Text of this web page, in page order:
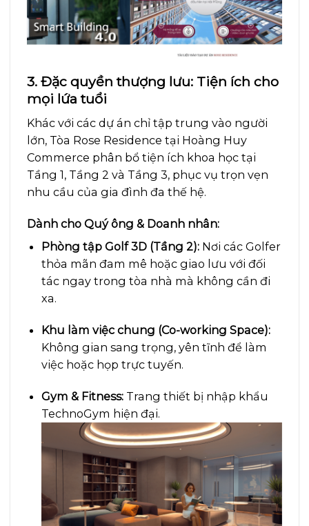
3. Đặc quyền thượng lưu: Tiện ích cho
mọi lứa tuổi
Khác với các dự án chỉ tập trung vào người
lớn, Tòa Rose Residence tại Hoàng Huy
Commerce phân bổ tiện ích khoa học tại
Tầng 1, Tầng 2 và Tầng 3, phục vụ trọn vẹn
nhu cầu của gia đình đa thế hệ.
Dành cho Quý ông & Doanh nhân:
Phòng tập Golf 3D (Tầng 2): Nơi các Golfer
thỏa mãn đam mê hoặc giao lưu với đối
tác ngay trong tòa nhà mà không cần đi
xa.
Khu làm việc chung (Co-working Space):
Không gian sang trọng, yên tĩnh để làm
việc hoặc họp trực tuyến.
Gym & Fitness: Trang thiết bị nhập khẩu
TechnoGym hiện đại.